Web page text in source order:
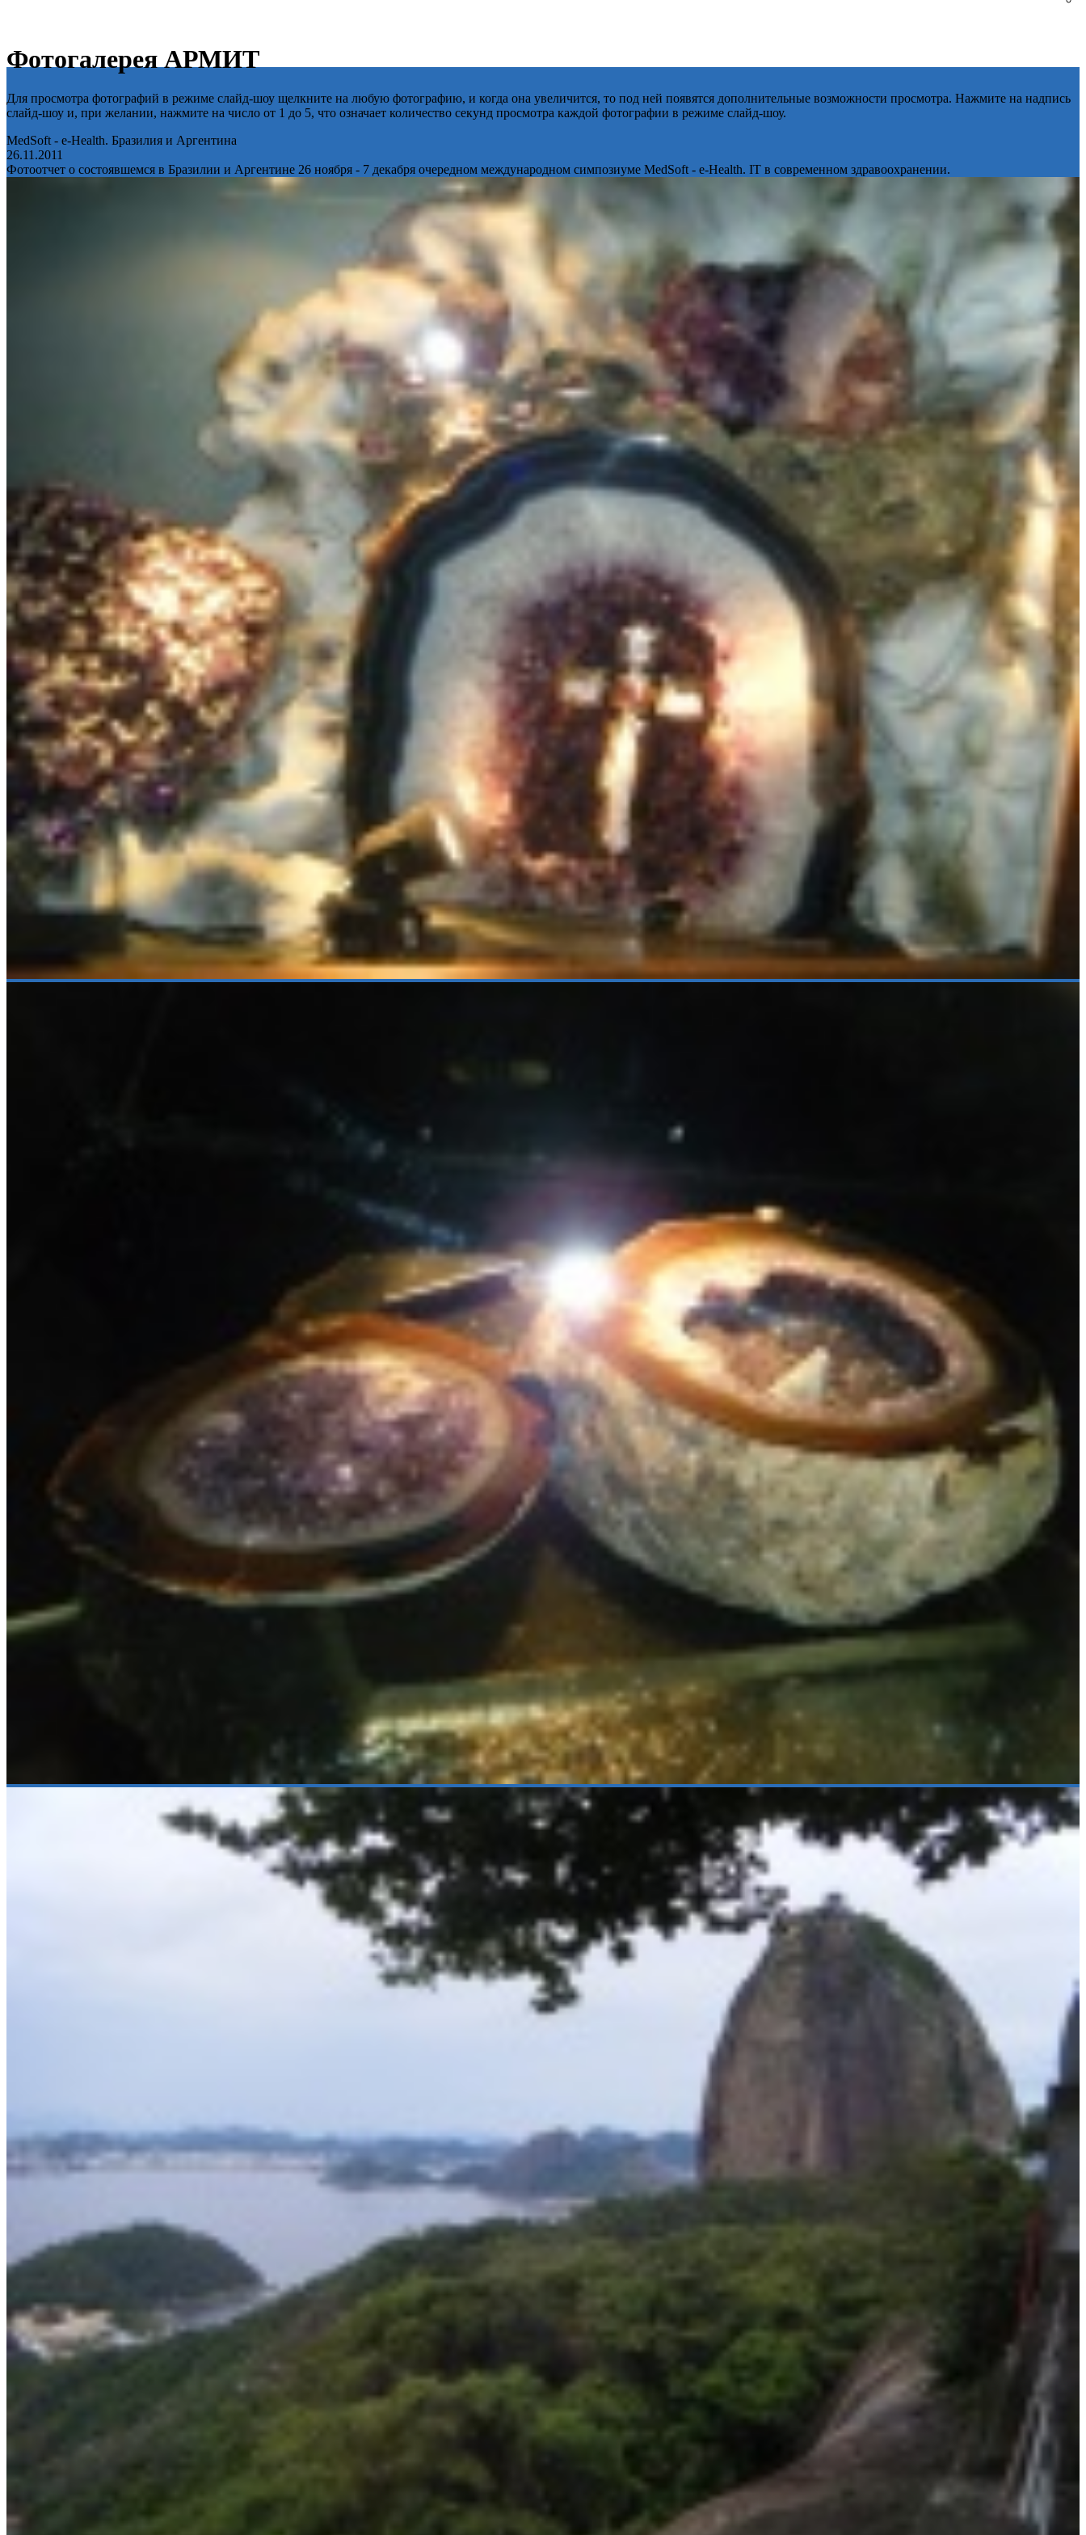
Фотогалерея АРМИТ
Для просмотра фотографий в режиме слайд-шоу щелкните на любую фотографию, и когда она увеличится, то под ней появятся дополнительные возможности просмотра. Нажмите на надпись
слайд-шоу и, при желании, нажмите на число от 1 до 5, что означает количество секунд просмотра каждой фотографии в режиме слайд-шоу.
MedSoft - e-Health. Бразилия и Аргентина
26.11.2011
Фотоотчет о состоявшемся в Бразилии и Аргентине 26 ноября - 7 декабря очередном международном симпозиуме MedSoft - e-Health. IT в современном здравоохранении.